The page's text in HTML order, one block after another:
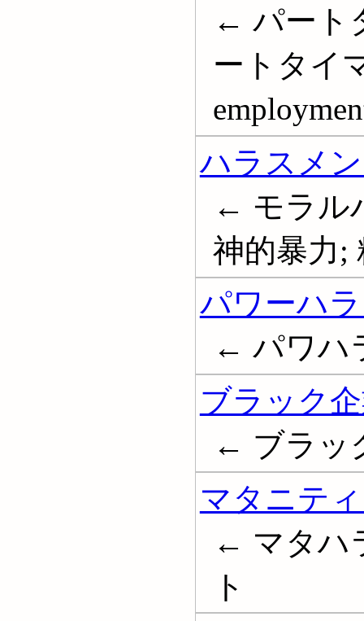
← パート
ートタイ
ハラスメ
← モラル
神的暴力;
パワーハ
← パワハ
ブラック
← ブラッ
マタニテ
← マタハ
ト